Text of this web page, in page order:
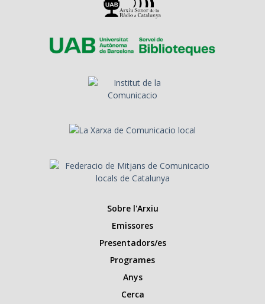
Sobre l'Arxiu
Emissores
Presentadors/es
Programes
Anys
Cerca